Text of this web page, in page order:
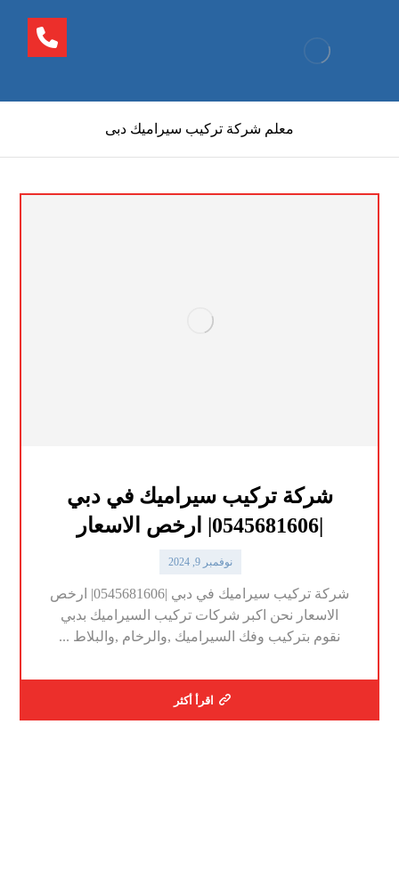
معلم شركة تركيب سيراميك دبى
شركة تركيب سيراميك في دبي
|0545681606| ارخص الاسعار
نوفمبر 9, 2024
شركة تركيب سيراميك في دبي |0545681606| ارخص
الاسعار نحن اكبر شركات تركيب السيراميك بدبي
نقوم بتركيب وفك السيراميك ,والرخام ,والبلاط ...
اقرأ أكثر